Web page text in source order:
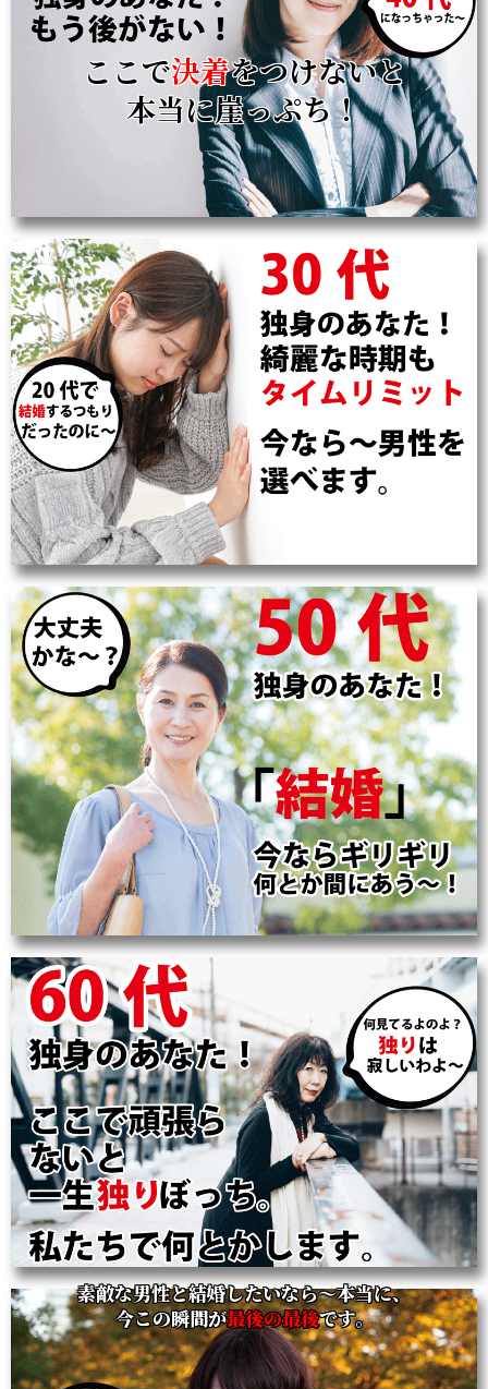
ここで決着をつけないと
本当に崖っぷち！
素敵な男性と結婚したいなら～本当に、
今この瞬間が最後の最後です。